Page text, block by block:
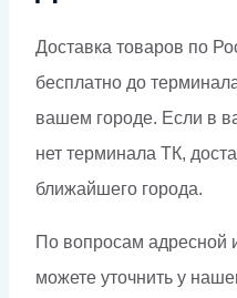
Доставка товаров по
бесплатно до
вашем городе. Если в
нет терминала ТК,
ближайшего города.
По вопросам адресной
можете уточнить у